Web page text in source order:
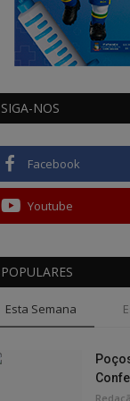
SIGA-NOS
Facebook
Youtube
POPULARES
Esta Semana